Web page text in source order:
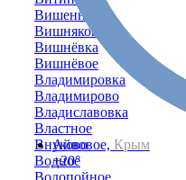
Айвовое, Крым
+20°
Вишенное
Вишняковка
Вишнёвка
Вишнёвое
Владимировка
Владимирово
Владиславовка
Властное
Внуково
Водное
Водопойное